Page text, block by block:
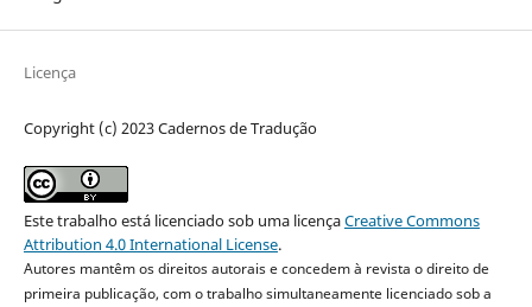
Licença
Copyright (c) 2023 Cadernos de Tradução
Este trabalho está licenciado sob uma licençaCreative Commons
Attribution 4.0 International License.
Autores mantêm os direitos autorais e concedem à revista o direito de
primeira publicação, com o trabalho simultaneamente licenciado sob a